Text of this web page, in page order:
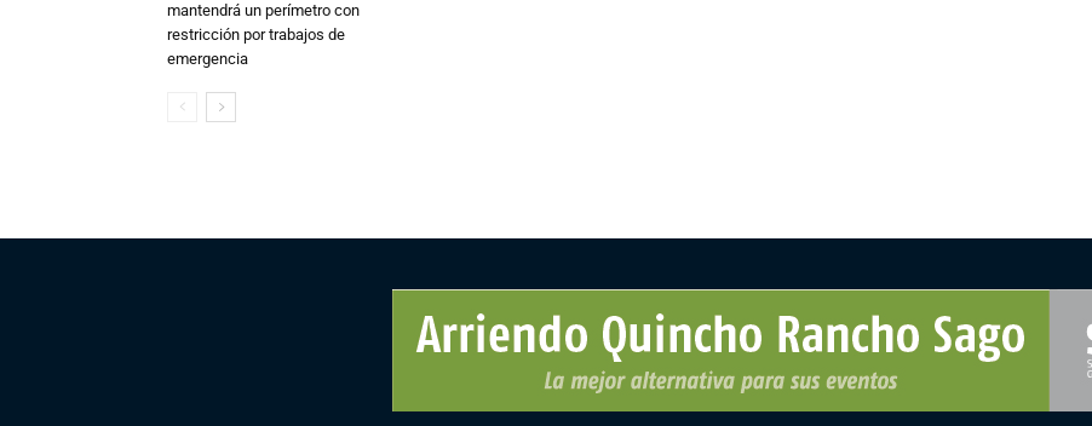
mantendrá un perímetro con
restricción por trabajos de
emergencia